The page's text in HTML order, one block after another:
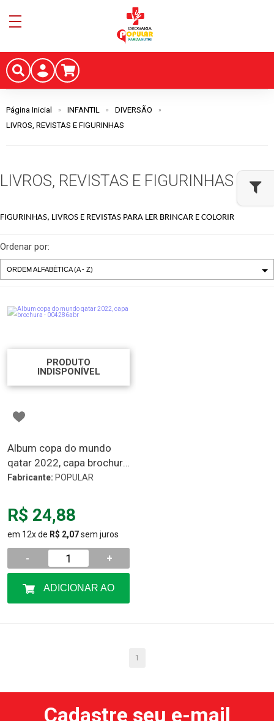
Página Inicial INFANTIL
DIVERSÃO
LIVROS, REVISTAS E FIGURINHAS
LIVROS, REVISTAS E FIGURINHAS
FIGURINHAS, LIVROS E REVISTAS PARA LER BRINCAR E COLORIR
Ordenar por:
PRODUTO
INDISPONÍVEL
Album copa do mundo
qatar 2022, capa brochura
- 004286abr
Fabricante: POPULAR
R$ 24,88
em 12x de R$ 2,07sem juros
- +
1
Cadastre seu e-mail